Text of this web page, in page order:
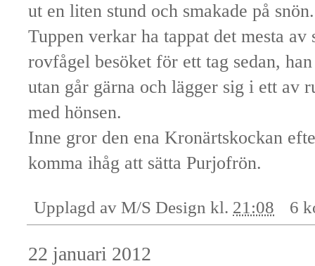
ut en liten stund och smakade på snön.
Tuppen verkar ha tappat det mesta
rovfågel besöket för ett tag sedan,
utan går gärna och lägger sig i ett av
med hönsen.
Inne gror den ena Kronärtskockan
komma ihåg att sätta Purjofrön.
Upplagd av M/S Design kl. 21:08 6
22 januari 2012